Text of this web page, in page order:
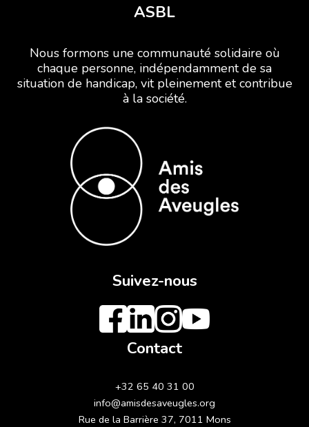
ASBL
Nous formons une communauté solidaire où
chaque personne, indépendamment de sa
situation de handicap, vit pleinement et contribue
à la société.
Suivez-nous
Contact
+32 65 40 31 00
info@amisdesaveugles.org
Rue de la Barrière 37, 7011 Mons